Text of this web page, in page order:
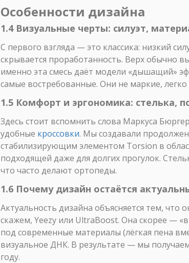
Особенности дизайна
1.4 Визуальные черты: силуэт,
С первого взгляда — это классика: низкий
скрывается проработанность. Верх обычно
именно эта смесь даёт модели «дышащий»
самые востребованные. Они не маркие,
1.5 Комфорт и эргономика: стелька,
Здесь стоит вспомнить слова Маркуса
удобные кроссовки. Мы создавали
стабилизирующим элементом Torsion в
подходящей даже для долгих прогулок.
что часто делают ортопеды.
1.6 Почему дизайн остаётся
Актуальность дизайна объясняется тем, что
скажем, Yeezy или UltraBoost. Она скорее —
под современные материалы (лёгкая пена
визуальное ДНК. В результате — мы
году.